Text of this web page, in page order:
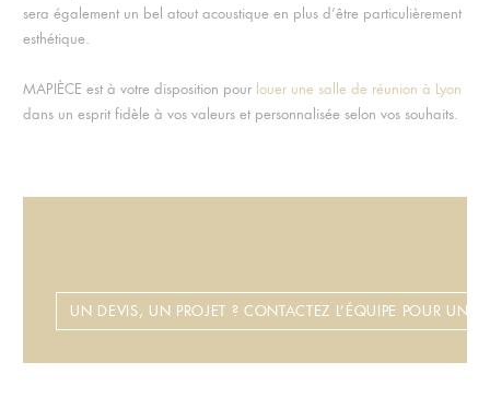
sera également un bel atout acoustique en plus d’être particulièrement
esthétique.
MAPIÈCE est à votre disposition pour louer une salle de réunion à Lyon
dans un esprit fidèle à vos valeurs et personnalisée selon vos souhaits.
UN DEVIS, UN PROJET ? CONTACTEZ L’ÉQUIPE POUR UN